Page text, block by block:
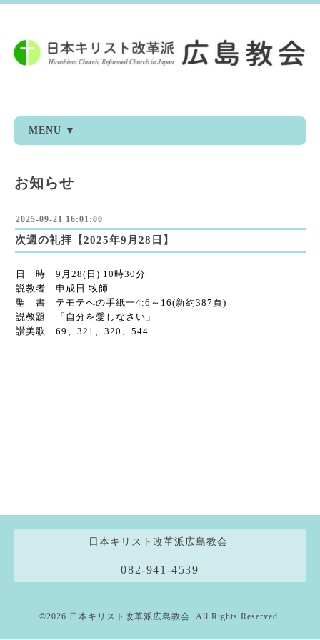
MENU ▼
お知らせ
2025-09-21 16:01:00
次週の礼拝【2025年9月28日】
日 時 9月28(日) 10時30分
説教者 申成日 牧師
聖 書 テモテへの手紙一4:6～16(新約387頁)
説教題 「自分を愛しなさい」
讃美歌 69、321、320、544
日本キリスト改革派広島教会
082-941-4539
©2026 日本キリスト改革派広島教会. All Rights Reserved.